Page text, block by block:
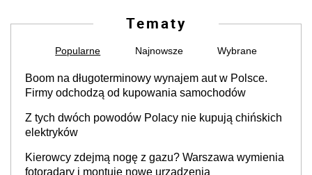
Tematy
Popularne Najnowsze Wybrane
Boom na długoterminowy wynajem aut w Polsce.
Firmy odchodzą od kupowania samochodów
Z tych dwóch powodów Polacy nie kupują chińskich
elektryków
Kierowcy zdejmą nogę z gazu? Warszawa wymienia
fotoradary i montuje nowe urządzenia